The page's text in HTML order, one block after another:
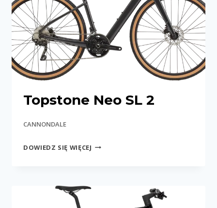
Topstone Neo SL 2
CANNONDALE
DOWIEDZ SIĘ WIĘCEJ TOPSTONE